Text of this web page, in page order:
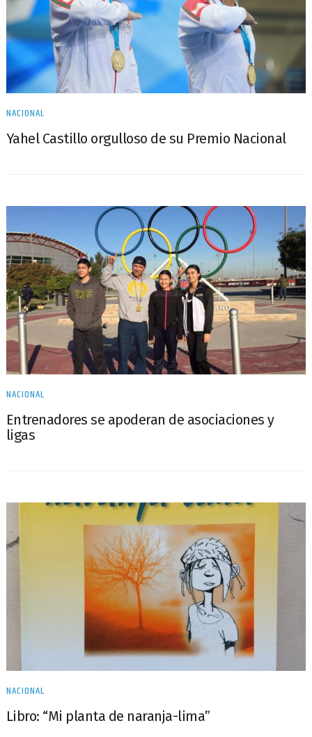
NACIONAL
Yahel Castillo orgulloso de su Premio Nacional
NACIONAL
Entrenadores se apoderan de asociaciones y
ligas
NACIONAL
Libro: “Mi planta de naranja-lima”